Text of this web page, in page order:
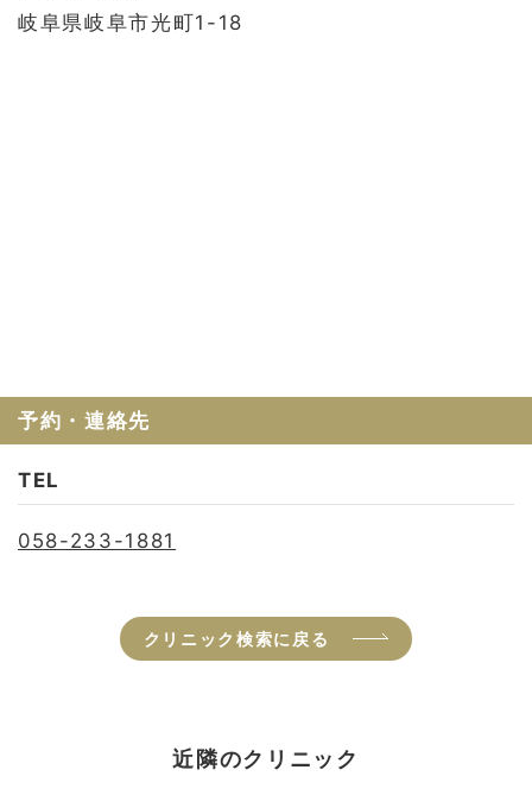
岐阜県岐阜市光町1-18
予約・連絡先
TEL
058-233-1881
クリニック検索に戻る
近隣のクリニック